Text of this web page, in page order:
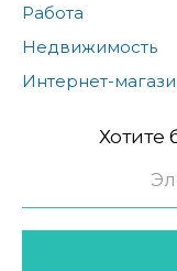
Работа
Недвижимость
Интернет-
Хотите